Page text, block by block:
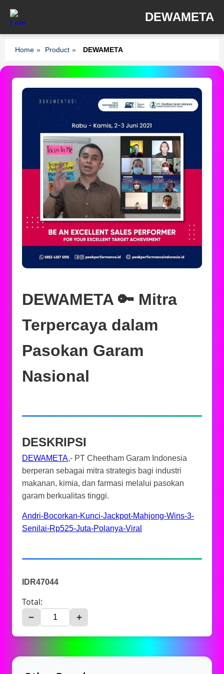
DEWAMETA
Home » Product » DEWAMETA
DEWAMETA 🔑 Mitra
Terpercaya dalam
Pasokan Garam
Nasional
DESKRIPSI
DEWAMETA,- PT Cheetham Garam Indonesia
berperan sebagai mitra strategis bagi industri
makanan, kimia, dan farmasi melalui pasokan
garam berkualitas tinggi.
Andri-Bocorkan-Kunci-Jackpot-Mahjong-Wins-3-
Senilai-Rp525-Juta-Polanya-Viral
IDR47044
Total:
− +